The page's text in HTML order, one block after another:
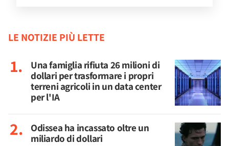
LE NOTIZIE PIÙ LETTE
Una famiglia rifiuta 26 milioni di
dollari per trasformare i propri
terreni agricoli in un data center
per l'IA
Odissea ha incassato oltre un
miliardo di dollari